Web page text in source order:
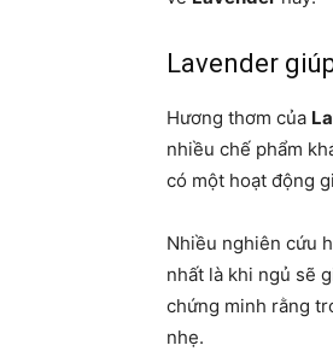
Lavender
Hương thơm của
nhiều chế phẩm
có một hoạt động
Nhiều nghiên cứu
nhất là khi ngủ sẽ
chứng minh rằng
nhẹ.